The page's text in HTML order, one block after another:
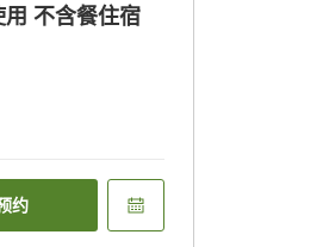
不含餐住宿
约